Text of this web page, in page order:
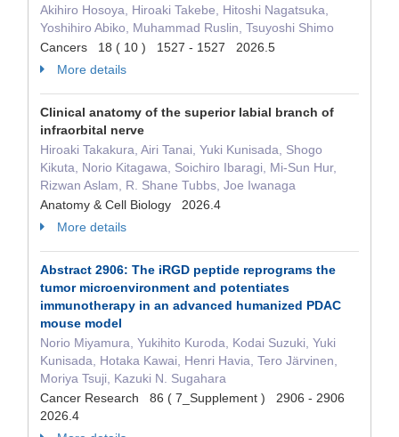
Akihiro Hosoya, Hiroaki Takebe, Hitoshi Nagatsuka,
Yoshihiro Abiko, Muhammad Ruslin, Tsuyoshi Shimo
Cancers 18 ( 10 ) 1527 - 1527 2026.5
More details
Clinical anatomy of the superior labial branch of
infraorbital nerve
Hiroaki Takakura, Airi Tanai, Yuki Kunisada, Shogo
Kikuta, Norio Kitagawa, Soichiro Ibaragi, Mi-Sun Hur,
Rizwan Aslam, R. Shane Tubbs, Joe Iwanaga
Anatomy & Cell Biology 2026.4
More details
Abstract 2906: The iRGD peptide reprograms the
tumor microenvironment and potentiates
immunotherapy in an advanced humanized PDAC
mouse model
Norio Miyamura, Yukihito Kuroda, Kodai Suzuki, Yuki
Kunisada, Hotaka Kawai, Henri Havia, Tero Järvinen,
Moriya Tsuji, Kazuki N. Sugahara
Cancer Research 86 ( 7_Supplement ) 2906 - 2906
2026.4